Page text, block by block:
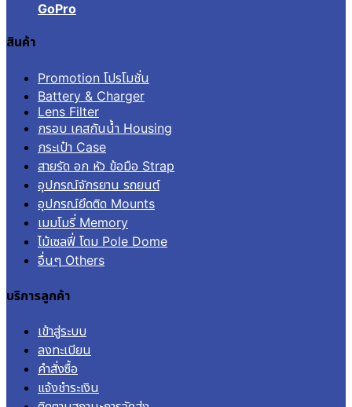
GoPro
สินค้า
Promotion โปรโมชั่น
Battery & Charger
Lens Filter
กรอบ เคสกันน้ำ Housing
กระเป๋า Case
สายรัด อก หัว ข้อมือ Strap
อุปกรณ์จักรยาน รถยนต์
อุปกรณ์ยึดติด Mounts
เมมโมรี่ Memory
ไม้เซลฟี่ โดม Pole Dome
อื่นๆ Others
บริการลูกค้า
เข้าสู่ระบบ
ลงทะเบียน
คำสั่งซื้อ
แจ้งชำระเงิน